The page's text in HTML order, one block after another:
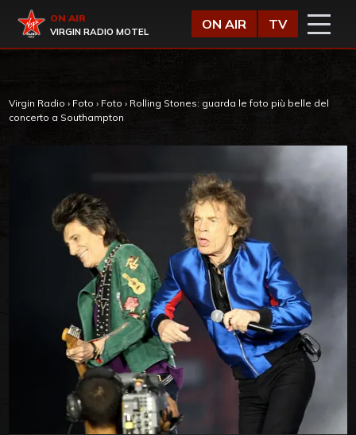
Virgin Radio
ON AIR
VIRGIN RADIO MOTEL
ON AIR TV
Virgin Radio › Foto › Foto › Rolling Stones: guarda le foto più belle del
concerto a Southampton